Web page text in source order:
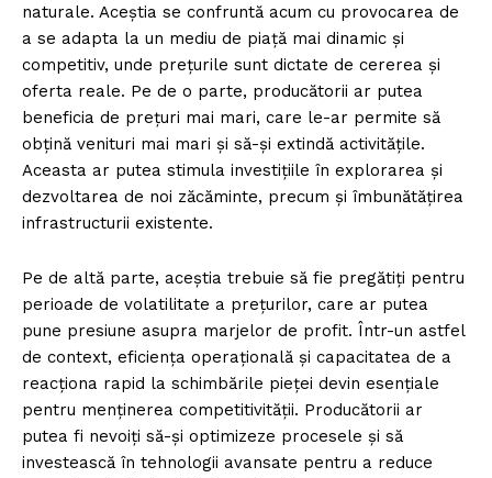
naturale. Aceștia se confruntă acum cu provocarea de
a se adapta la un mediu de piață mai dinamic și
competitiv, unde prețurile sunt dictate de cererea și
oferta reale. Pe de o parte, producătorii ar putea
beneficia de prețuri mai mari, care le-ar permite să
obțină venituri mai mari și să-și extindă activitățile.
Aceasta ar putea stimula investițiile în explorarea și
dezvoltarea de noi zăcăminte, precum și îmbunătățirea
infrastructurii existente.
Pe de altă parte, aceștia trebuie să fie pregătiți pentru
perioade de volatilitate a prețurilor, care ar putea
pune presiune asupra marjelor de profit. Într-un astfel
de context, eficiența operațională și capacitatea de a
reacționa rapid la schimbările pieței devin esențiale
pentru menținerea competitivității. Producătorii ar
putea fi nevoiți să-și optimizeze procesele și să
investească în tehnologii avansate pentru a reduce